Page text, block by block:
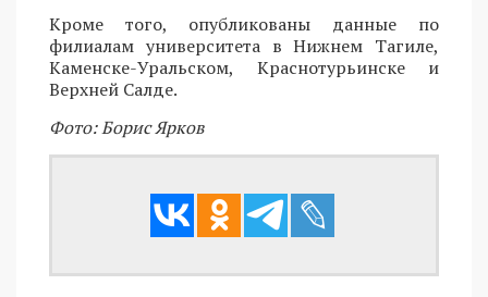
Кроме того, опубликованы данные по
филиалам университета в Нижнем Тагиле,
Каменске-Уральском, Краснотурьинске и
Верхней Салде.
Фото: Борис Ярков